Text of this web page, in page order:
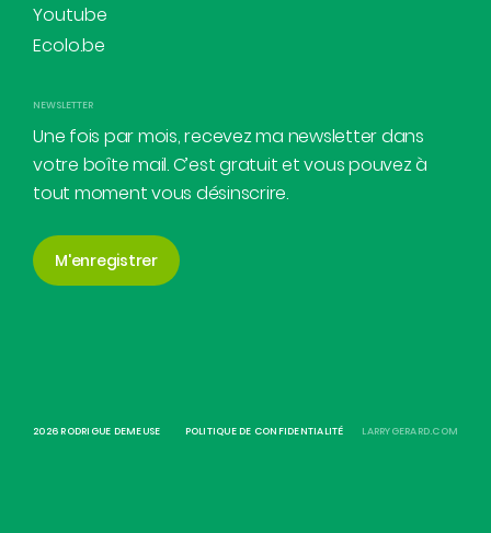
Youtube
Ecolo.be
NEWSLETTER
Une fois par mois, recevez ma newsletter dans
votre boîte mail. C’est gratuit et vous pouvez à
tout moment vous désinscrire.
M'enregistrer
2026 RODRIGUE DEMEUSE POLITIQUE DE CONFIDENTIALITÉ LARRYGERARD.COM